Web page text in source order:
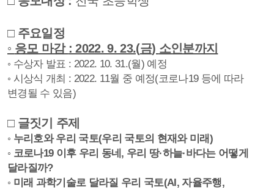
□ 주요일정
◦ 응모 마감 : 2022. 9. 23.(금) 소인분까지
◦ 수상자 발표 : 2022. 10. 31.(월) 예정
◦ 시상식 개최 : 2022. 11월 중 예정(코로나19 등에 따라
변경될 수 있음)
□ 글짓기 주제
◦ 누리호와 우리 국토(우리 국토의 현재와 미래)
◦ 코로나19 이후 우리 동네, 우리 땅·하늘·바다는 어떻게
달라질까?
◦ 미래 과학기술로 달라질 우리 국토(AI, 자율주행,